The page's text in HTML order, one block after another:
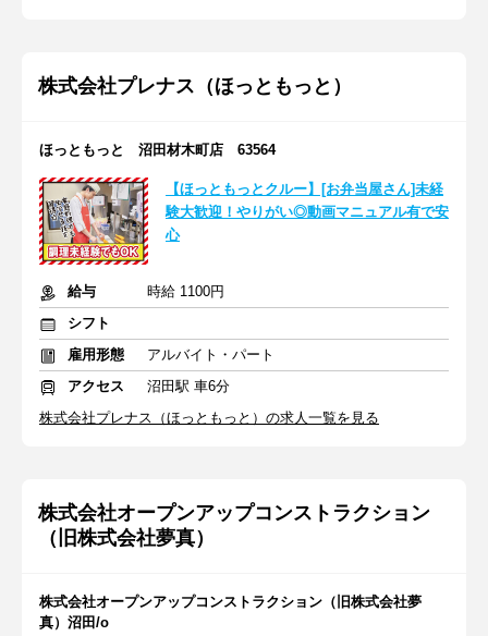
株式会社プレナス（ほっともっと）
ほっともっと 沼田材木町店 63564
【ほっともっとクルー】[お弁当屋さん]未経
験大歓迎！やりがい◎動画マニュアル有で安
心
給与
時給 1100円
シフト
雇用形態
アルバイト・パート
アクセス
沼田駅 車6分
株式会社プレナス（ほっともっと）の求人一覧を見る
株式会社オープンアップコンストラクション
（旧株式会社夢真）
株式会社オープンアップコンストラクション（旧株式会社夢
真）沼田/o